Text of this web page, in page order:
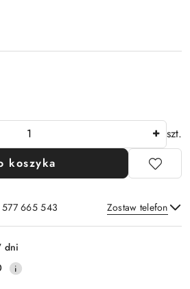
szt.
koszyka
665 543 Zostaw telefon
Wyślij
dni